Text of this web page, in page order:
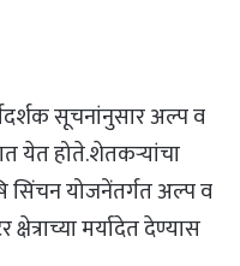
सूचनांनुसार अल्प व
येत होते.शेतकऱ्यांचा
सिंचन योजनेंतर्गत अल्प व
मर्यादेत देण्यास